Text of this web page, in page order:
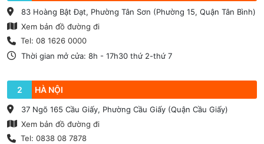
83 Hoàng Bật Đạt, Phường Tân Sơn (Phường 15, Quận Tân Bình)
Xem bản đồ đường đi
Tel: 08 1626 0000
Thời gian mở cửa: 8h - 17h30 thứ 2-thứ 7
2 HÀ NỘI
37 Ngõ 165 Cầu Giấy, Phường Cầu Giấy (Quận Cầu Giấy)
Xem bản đồ đường đi
Tel: 0838 08 7878